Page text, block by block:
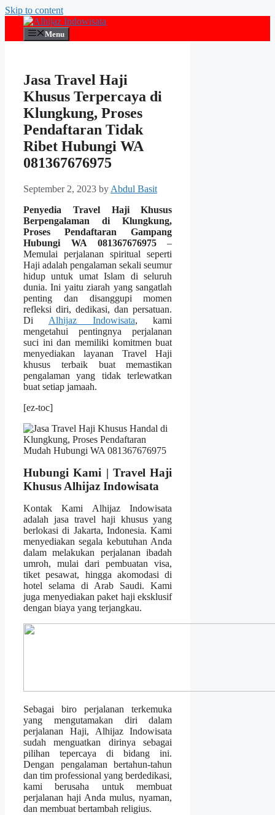
Skip to content
Menu
Jasa Travel Haji
Khusus Terpercaya di
Klungkung, Proses
Pendaftaran Tidak
Ribet Hubungi WA
081367676975
September 2, 2023 by Abdul Basit
Penyedia Travel Haji Khusus
Berpengalaman di Klungkung,
Proses Pendaftaran Gampang
Hubungi WA 081367676975–
Memulai perjalanan spiritual seperti
Haji adalah pengalaman sekali seumur
hidup untuk umat Islam di seluruh
dunia. Ini yaitu ziarah yang sangatlah
penting dan disanggupi momen
refleksi diri, dedikasi, dan persatuan.
Di Alhijaz Indowisata, kami
mengetahui pentingnya perjalanan
suci ini dan memiliki komitmen buat
menyediakan layanan Travel Haji
khusus terbaik buat memastikan
pengalaman yang tidak terlewatkan
buat setiap jamaah.
[ez-toc]
Hubungi Kami | Travel Haji
Khusus Alhijaz Indowisata
Kontak Kami Alhijaz Indowisata
adalah jasa travel haji khusus yang
berlokasi di Jakarta, Indonesia. Kami
menyediakan segala kebutuhan Anda
dalam melakukan perjalanan ibadah
umroh, mulai dari pembuatan visa,
tiket pesawat, hingga akomodasi di
hotel selama di Arab Saudi. Kami
juga menyediakan paket haji eksklusif
dengan biaya yang terjangkau.
Sebagai biro perjalanan terkemuka
yang mengutamakan diri dalam
perjalanan Haji, Alhijaz Indowisata
sudah menguatkan dirinya sebagai
pilihan tepercaya di bidang ini.
Dengan pengalaman bertahun-tahun
dan tim professional yang berdedikasi,
kami berusaha untuk membuat
perjalanan haji Anda mulus, nyaman,
dan membuat bertambah religius.